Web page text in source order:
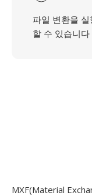
파일 변환을
할 수 있습니다
MXF(Material